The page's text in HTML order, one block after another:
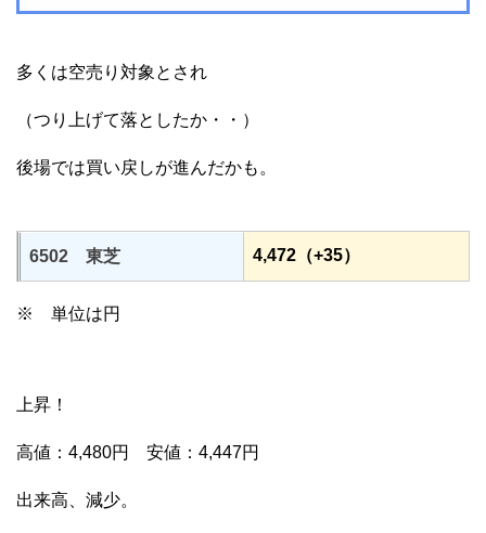
多くは空売り対象とされ
（つり上げて落としたか・・）
後場では買い戻しが進んだかも。
6502 東芝 4,472（+35）
※ 単位は円
上昇！
高値：4,480円 安値：4,447円
出来高、減少。